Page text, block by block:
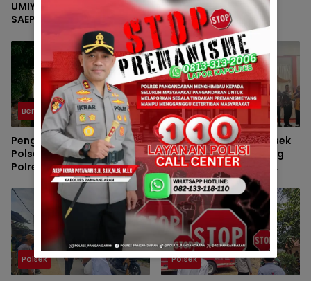
UMIYATI DAN HAUL KE-IV KH.
SAEPUL MUJAHID SERTA
REUNI HAFLAH KE-XV
HIMPUNAN ALUMNI DIGELAR
DI PONDOK PESANTREN AL-
FALAH SANUSSIYAH
Monitoring Kesiapan
Lahan Program
Penanaman Jagung di
Desa Ciganjeng
Berita
Pengamanan Maksimal
Polsek Pangandaran dan
Polres Pangandaran,
Nobar Final Piala Presiden
Berlangsung Aman
Polsek
Bhabinkamtibmas Polsek
Padaherang Monitoring
Pelantikan Perangkat
Desa Karangmulya
Polsek Polsek